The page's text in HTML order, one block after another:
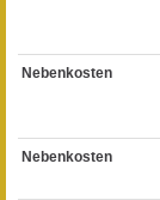
Nebenkosten
Nebenkosten